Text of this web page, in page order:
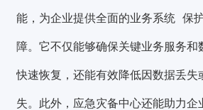
能，为企业提供全面的业务系统 保
障。它不仅能够确保关键业务服务和
快速恢复，还能有效降低因数据丢失
失。此外，应急灾备中心还能助力企